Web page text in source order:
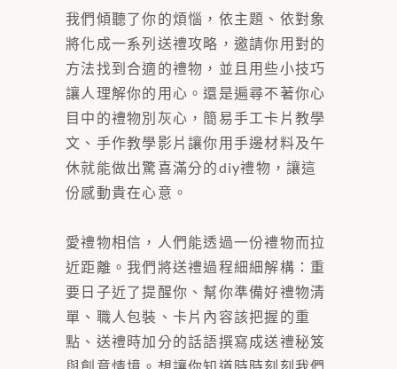
我們傾聽了你的煩惱，依主題、依對象
將化成一系列送禮攻略，邀請你用對的
方法找到合適的禮物，並且用些小技巧
讓人理解你的用心。還是遍尋不著你心
目中的禮物別灰心，簡易手工卡片教學
文、手作教學影片讓你用手邊材料及午
休就能做出驚喜滿分的diy禮物，讓這
份感動貴在心意。
愛禮物相信，人們能透過一份禮物而拉
近距離。我們將送禮過程細細解構：重
要日子近了提醒你、幫你準備好禮物清
單、職人包裝、卡片內容該把握的重
點、送禮時加分的話語撰寫成送禮秘笈